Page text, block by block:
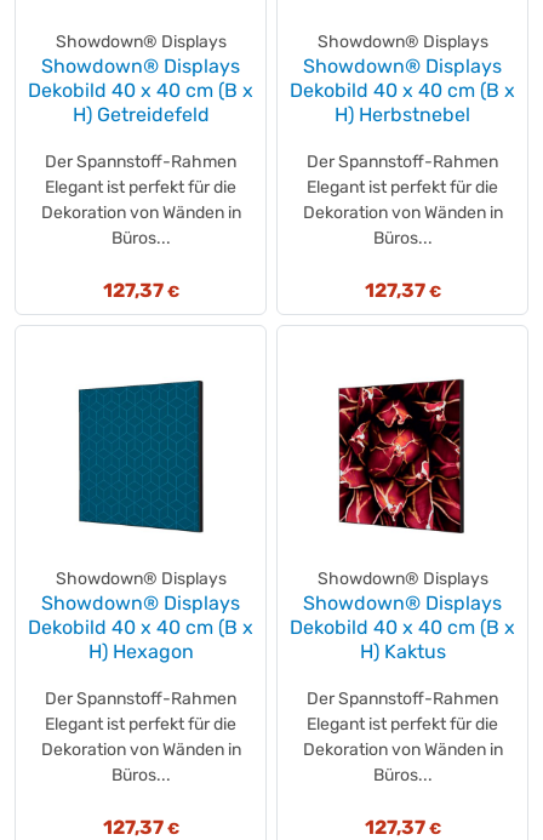
NIVEA SUN (+14)
NIVEA(+1)
NIVEA(+11)
Nivona(+2)
Nobo®(+1)
Nölle Profi Brush(+9)
NOW(+3)
(+2)
Nuts(+1)
OMO (+3)
OREO
Original LÖWE (+2)
ovimar
Palmolive (+7)
Pampers(+17)
Panasonic(+1)
Paperflow (+35)
Papernet(+28)
PAPSTAR(+74)
PARAT(+2)
(+1)
Showdown® Displays
Showdown® Displays
Dekobild 40 x 40 cm (B x
H) Getreidefeld
Der Spannstoff-Rahmen
Elegant ist perfekt für die
Dekoration von Wänden in
Büros...
127,37€
Showdown® Displays
Showdown® Displays
Dekobild 40 x 40 cm (B x
H) Herbstnebel
Der Spannstoff-Rahmen
Elegant ist perfekt für die
Dekoration von Wänden in
Büros...
127,37€
Showdown® Displays
Showdown® Displays
Dekobild 40 x 40 cm (B x
H) Hexagon
Der Spannstoff-Rahmen
Elegant ist perfekt für die
Dekoration von Wänden in
Büros...
127,37€
Showdown® Displays
Showdown® Displays
Dekobild 40 x 40 cm (B x
H) Kaktus
Der Spannstoff-Rahmen
Elegant ist perfekt für die
Dekoration von Wänden in
Büros...
127,37€